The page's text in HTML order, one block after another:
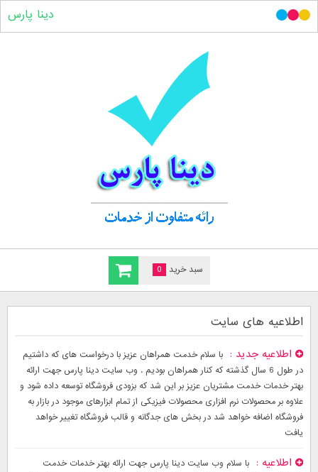
سبد خرید 0
دینا پارس
اطلاعیه های سایت
اطلاعیه جدید
با سلام خدمت همراهان عزیز با درخواست های که داشتیم
در طول 6 سال گذشته که کنار همراهان بودیم . وب سایت دینا پارس جهت ارائه
بهتر خدمات خدمت مشتریان عزیز بر این شد که بزودی فروشگاه توسعه داده شود و
علاوه بر محصولات نرم افزاری محصولات فیزیکی از تمام ابزارهای موجود در بازار به
فروشگاه اضافه خواهد شد در بخش های جدگانه و قالب فروشگاه تغییر خواهد
یافت
اطلاعیه
با سلام وب سایت دینا پارس جهت ارائه بهتر خدمات خدمت